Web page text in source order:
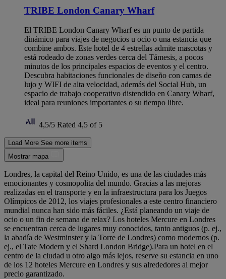
TRIBE London Canary Wharf
El TRIBE London Canary Wharf es un punto de partida
dinámico para viajes de negocios u ocio o una estancia que
combine ambos. Este hotel de 4 estrellas admite mascotas y
está rodeado de zonas verdes cerca del Támesis, a pocos
minutos de los principales espacios de eventos y el centro.
Descubra habitaciones funcionales de diseño con camas de
lujo y WIFI de alta velocidad, además del Social Hub, un
espacio de trabajo cooperativo distendido en Canary Wharf,
ideal para reuniones importantes o su tiempo libre.
4,5/5 Rated 4,5 of 5
Load More See more items
Mostrar mapa
Londres, la capital del Reino Unido, es una de las ciudades más
emocionantes y cosmopolita del mundo. Gracias a las mejoras
realizadas en el transporte y en la infraestructura para los Juegos
Olímpicos de 2012, los viajes profesionales a este centro financiero
mundial nunca han sido más fáciles. ¿Está planeando un viaje de
ocio o un fin de semana de relax? Los hoteles Mercure en Londres
se encuentran cerca de lugares muy conocidos, tanto antiguos (p. ej.,
la abadía de Westminster y la Torre de Londres) como modernos (p.
ej., el Tate Modern y el Shard London Bridge).Para un hotel en el
centro de la ciudad u otro algo más lejos, reserve su estancia en uno
de los 12 hoteles Mercure en Londres y sus alrededores al mejor
precio garantizado.